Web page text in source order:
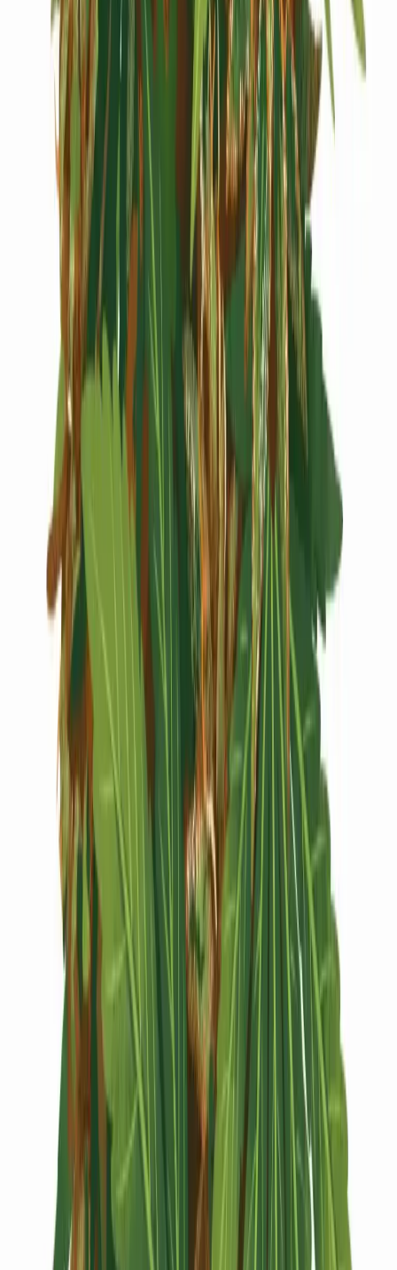
Cannabis Extrakte
Live Rosin
Vapes & Zubehör